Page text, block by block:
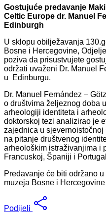
Gostujuće predavanje
Celtic Europe dr. Manuel
Edinburgh
U sklopu obilježavanja
Bosne i Hercegovine,
poziva da prisustvujete
održati uvaženi Dr. Manuel
u Edinburgu.
Dr. Manuel Fernández –
o društvima željeznog doba
arheologiji identiteta i
doktorskoj tezi analizirao je
zajednica u
na pitanje društvenog
arheološkim istraživanjima i
Francuskoj, Španiji i
Predavanje će biti održano
muzeja Bosne i
Podijeli